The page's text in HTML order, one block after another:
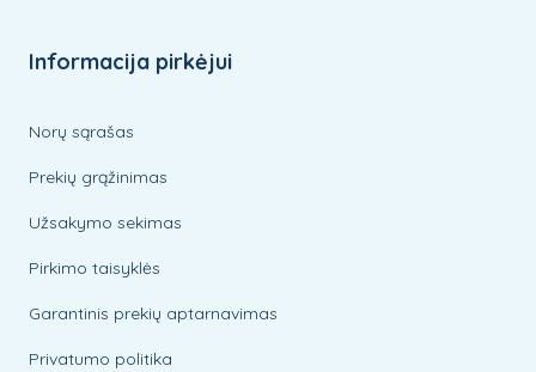
Informacija pirkėjui
Norų sąrašas
Prekių grąžinimas
Užsakymo sekimas
Pirkimo taisyklės
Garantinis prekių aptarnavimas
Privatumo politika